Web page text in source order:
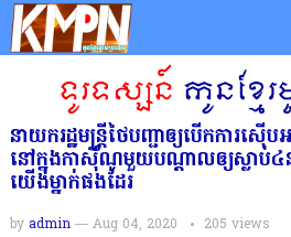
នាយករដ្ឋមន្ត្រីថៃបញ្ជាឲ្យបើកការស៊ើ
នៅក្នុងកាស៊ីណូមួយបណ្ដាលឲ្យស្លាប់៤នា
យើងម្នាក់ផងដែរ
by admin — Aug 04, 2020 205 views